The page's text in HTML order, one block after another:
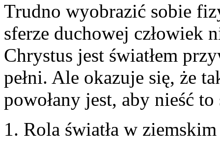
Trudno wyobrazić sobie
sferze duchowej człowiek
Chrystus jest światłem
pełni. Ale okazuje się, że
powołany jest, aby nieść
1. Rola światła w